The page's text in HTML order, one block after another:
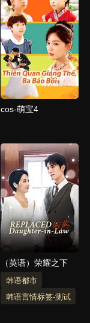
cos-萌宝4
（英语）荣耀之下
韩语都市
韩语言情标签-测试